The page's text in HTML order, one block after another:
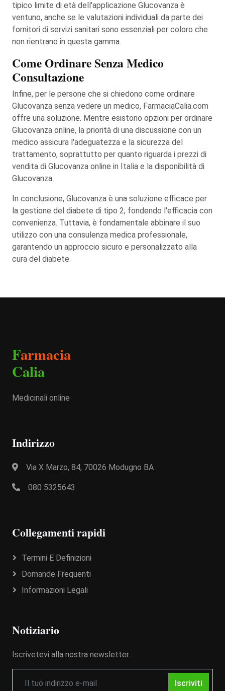
tipico limite di età dell'applicazione Glucovanza è
ventuno, anche se le valutazioni individuali da parte dei
fornitori di servizi sanitari sono essenziali per coloro che
non rientrano in questa gamma.
Come Ordinare Senza Medico
Consultazione
Infine, per le persone che si chiedono come ordinare
Glucovanza senza vedere un medico, FarmaciaCalia.com
offre una soluzione. Mentre esistono opzioni per ordinare
Glucovanza online, la priorità di una discussione con un
medico assicura l'adeguatezza e la sicurezza del
trattamento, soprattutto per quanto riguarda i prezzi di
vendita di Glucovanza online in Italia e la disponibilità di
Glucovanza.
In conclusione, Glucovanza è una soluzione efficace per
la gestione del diabete di tipo 2, fondendo l'efficacia con
convenienza. Tuttavia, è fondamentale abbinare il suo
utilizzo con una consulenza medica professionale,
garantendo un approccio sicuro e personalizzato alla
cura del diabete.
Farmacia
Calia
Medicinali online
Indirizzo
Via X Marzo, 84, 70026 Modugno BA
080 5325643
Collegamenti rapidi
Termini E Definizioni
Domande Frequenti
Informazioni Legali
Notiziario
Iscrivetevi alla nostra newsletter.
Iscriviti